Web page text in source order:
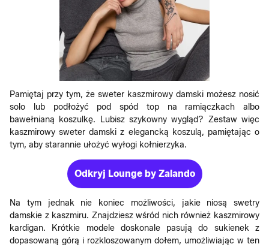
Pamiętaj przy tym, że sweter kaszmirowy damski możesz nosić
solo lub podłożyć pod spód top na ramiączkach albo
bawełnianą koszulkę. Lubisz szykowny wygląd? Zestaw więc
kaszmirowy sweter damski z elegancką koszulą, pamiętając o
tym, aby starannie ułożyć wyłogi kołnierzyka.
Odkryj Lounge by Zalando
Na tym jednak nie koniec możliwości, jakie niosą swetry
damskie z kaszmiru. Znajdziesz wśród nich również kaszmirowy
kardigan. Krótkie modele doskonale pasują do sukienek z
dopasowaną górą i rozkloszowanym dołem, umożliwiając w ten